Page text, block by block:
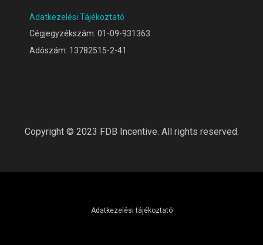
Adatkezelési Tájékoztató
Cégjegyzékszám: 01-09-931363
Adószám: 13782515-2-41
Copyright © 2023 FDB Incentive. All rights reserved.
Adatkezelési tájékoztató